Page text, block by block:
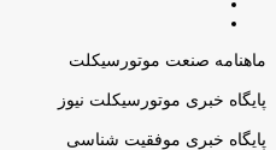
ماهنامه صنعت موتورسیکلت
پایگاه خبری موتورسیکلت نیوز
پایگاه خبری موفقیت شناسی